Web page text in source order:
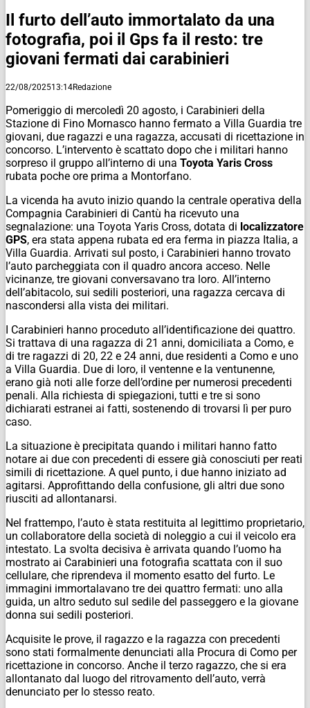
Il furto dell’auto immortalato da una
fotografia, poi il Gps fa il resto: tre
giovani fermati dai carabinieri
22/08/202513:14Redazione
Pomeriggio di mercoledì 20 agosto, i Carabinieri della
Stazione di Fino Mornasco hanno fermato a Villa Guardia tre
giovani, due ragazzi e una ragazza, accusati di ricettazione in
concorso. L’intervento è scattato dopo che i militari hanno
sorpreso il gruppo all’interno di una Toyota Yaris Cross
rubata poche ore prima a Montorfano.
La vicenda ha avuto inizio quando la centrale operativa della
Compagnia Carabinieri di Cantù ha ricevuto una
segnalazione: una Toyota Yaris Cross, dotata di localizzatore
GPS, era stata appena rubata ed era ferma in piazza Italia, a
Villa Guardia. Arrivati sul posto, i Carabinieri hanno trovato
l’auto parcheggiata con il quadro ancora acceso. Nelle
vicinanze, tre giovani conversavano tra loro. All’interno
dell’abitacolo, sui sedili posteriori, una ragazza cercava di
nascondersi alla vista dei militari.
I Carabinieri hanno proceduto all’identificazione dei quattro.
Si trattava di una ragazza di 21 anni, domiciliata a Como, e
di tre ragazzi di 20, 22 e 24 anni, due residenti a Como e uno
a Villa Guardia. Due di loro, il ventenne e la ventunenne,
erano già noti alle forze dell’ordine per numerosi precedenti
penali. Alla richiesta di spiegazioni, tutti e tre si sono
dichiarati estranei ai fatti, sostenendo di trovarsi lì per puro
caso.
La situazione è precipitata quando i militari hanno fatto
notare ai due con precedenti di essere già conosciuti per reati
simili di ricettazione. A quel punto, i due hanno iniziato ad
agitarsi. Approfittando della confusione, gli altri due sono
riusciti ad allontanarsi.
Nel frattempo, l’auto è stata restituita al legittimo proprietario,
un collaboratore della società di noleggio a cui il veicolo era
intestato. La svolta decisiva è arrivata quando l’uomo ha
mostrato ai Carabinieri una fotografia scattata con il suo
cellulare, che riprendeva il momento esatto del furto. Le
immagini immortalavano tre dei quattro fermati: uno alla
guida, un altro seduto sul sedile del passeggero e la giovane
donna sui sedili posteriori.
Acquisite le prove, il ragazzo e la ragazza con precedenti
sono stati formalmente denunciati alla Procura di Como per
ricettazione in concorso. Anche il terzo ragazzo, che si era
allontanato dal luogo del ritrovamento dell’auto, verrà
denunciato per lo stesso reato.